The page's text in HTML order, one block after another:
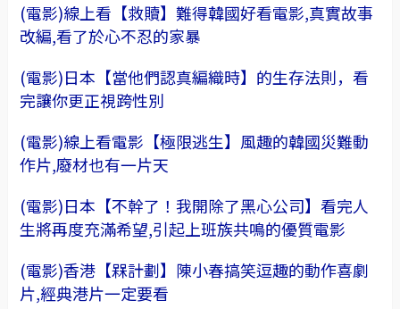
(電影)線上看【救贖】難得韓國好看電影,真實故事
改編,看了於心不忍的家暴
(電影)日本【當他們認真編織時】的生存法則，看
完讓你更正視跨性別
(電影)線上看電影【極限逃生】風趣的韓國災難動
作片,廢材也有一片天
(電影)日本【不幹了！我開除了黑心公司】看完人
生將再度充滿希望,引起上班族共鳴的優質電影
(電影)香港【槑計劃】陳小春搞笑逗趣的動作喜劇
片,經典港片一定要看